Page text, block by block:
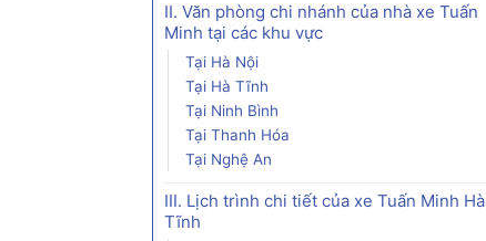
II. Văn phòng chi nhánh của nhà xe Tuấn
Minh tại các khu vực
Tại Hà Nội
Tại Hà Tĩnh
Tại Ninh Bình
Tại Thanh Hóa
Tại Nghệ An
III. Lịch trình chi tiết của xe Tuấn Minh Hà
Tĩnh